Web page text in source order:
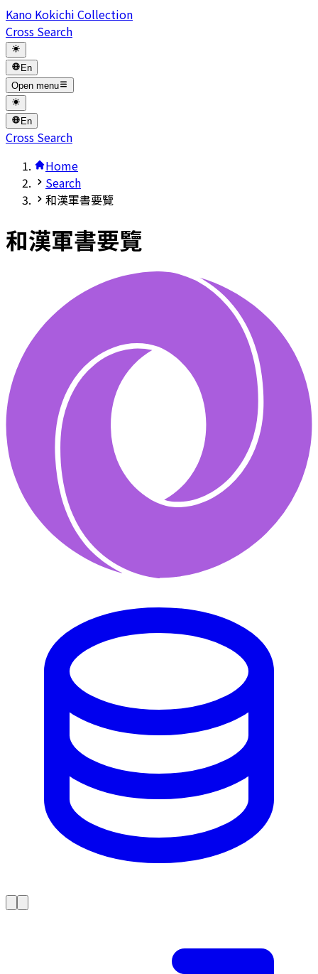
Kano Kokichi Collection
Cross Search
En
Open menu
En
Cross Search
Home
Search
和漢軍書要覽
和漢軍書要覽